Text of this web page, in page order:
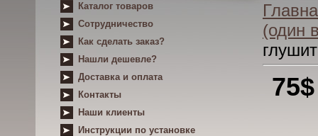
Каталог товаров
Сотрудничество
Как сделать заказ?
Нашли дешевле?
Доставка и оплата
Контакты
Наши клиенты
Инструкции по установке
(один